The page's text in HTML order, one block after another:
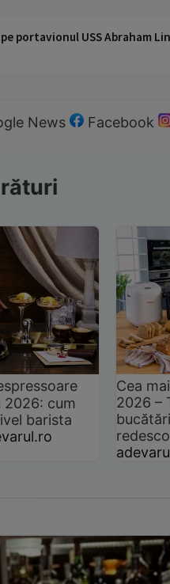
portavionul USS Abraham
News Facebook
cum
barista
Cea
2026 –